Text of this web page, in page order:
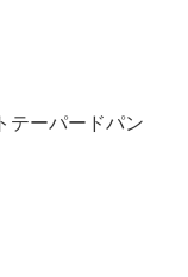
ーパードパン